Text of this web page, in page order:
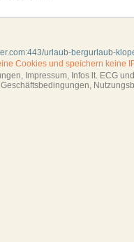
urlaub-bergurlaub-
Cookies und speichern keine
Impressum, Infos lt. ECG